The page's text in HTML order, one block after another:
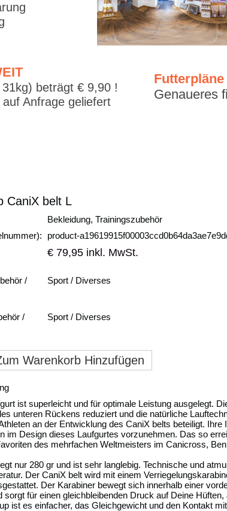
beträgt € 9,90 !
Anfrage geliefert
Genaueres
CaniX belt L
Bekleidung, Trainingszubehör
product-
€ 79,95 inkl. MwSt.
/
Sport / Diverses
/
Sport / Diverses
Warenkorb Hinzufügen
ist superleicht und für optimale Leistung ausgelegt.
unteren Rückens reduziert und die natürliche
an der Entwicklung des CaniX belts beteiligt. Ihre
im Design dieses Laufgurtes vorzunehmen. Das so
des mehrfachen Weltmeisters im Canicross,
nur 280 gr und ist sehr langlebig. Technische und
Der CaniX belt wird mit einem
Der Karabiner bewegt sich innerhalb einer
sorgt für einen gleichbleibenden Druck auf Deine
ist es einfacher, das Gleichgewicht und den Kontakt